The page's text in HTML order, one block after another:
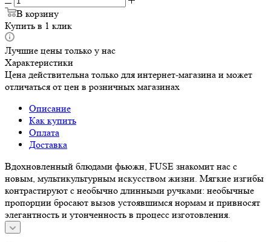
В корзину
Купить в 1 клик
Лучшие цены только у нас
Характеристики
Цена действительна только для интернет-магазина и может
отличаться от цен в розничных магазинах
Описание
Как купить
Оплата
Доставка
Вдохновленный блюдами фьюжн, FUSE знакомит нас с
новым, мультикультурным искусством жизни. Мягкие изгибы
контрастируют с необычно длинными ручками: необычные
пропорции бросают вызов устоявшимся нормам и привносят
элегантность и утонченность в процесс изготовления.